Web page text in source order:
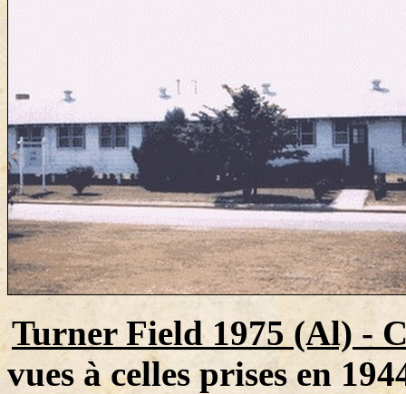
Turner Field 1975 (Al) -
vues à celles prises en